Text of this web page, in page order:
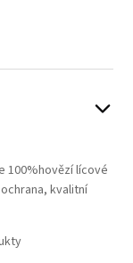
100%hovězí lícové
kvalitní